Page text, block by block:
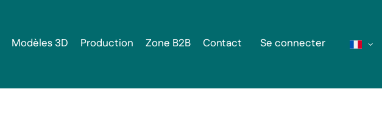
Se connecter
Modèles 3D Production Zone B2B Contact